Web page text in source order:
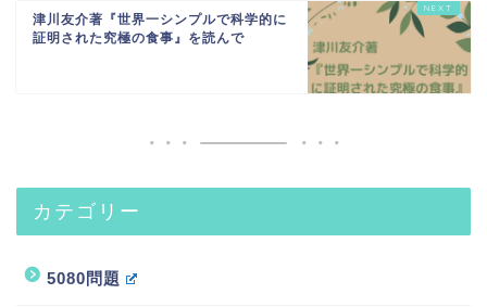
津川友介著『世界一シンプルで科学的に
証明された究極の食事』を読んで
カテゴリー
5080問題